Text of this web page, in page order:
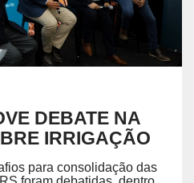
DEBATE NA
IRRIGAÇÃO
para consolidação das